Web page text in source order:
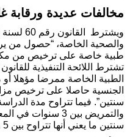
مخالفات عديدة ورقابة
والصحية الخاصة، “حصول من
طبية خاصة على ترخيص من
تشترط اللائحة التنفيذية
الطبية الخاصة ممرضا مؤهلا
الجنسية حاصلا على ترخيص
سنتين”. فيما تتراوح مدة
سنتين ما يعني أنها تتراوح بين 5 و6 سنوات.